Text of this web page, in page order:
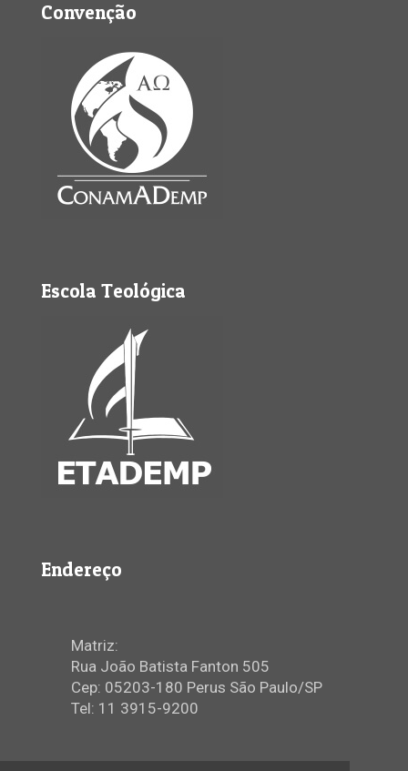
Convenção
Escola Teológica
Endereço
Matriz:
Rua João Batista Fanton 505
Cep: 05203-180 Perus São Paulo/SP
Tel: 11 3915-9200